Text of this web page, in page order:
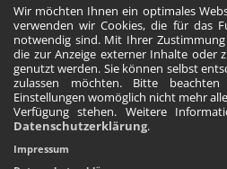
Wir möchten Ihnen ein optimales
verwenden wir Cookies, die für das
notwendig sind. Mit Ihrer
die zur Anzeige externer Inhalte oder
genutzt werden. Sie können selbst
zulassen möchten. Bitte
Einstellungen womöglich nicht mehr
Verfügung stehen. Weitere
Datenschutzerklärung.
Impressum